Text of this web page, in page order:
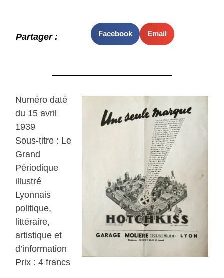
Partager : Facebook Email
Numéro daté
du 15 avril
1939
Sous-titre : Le
Grand
Périodique
illustré
Lyonnais
politique,
littéraire,
artistique et
d’information
Prix : 4 francs